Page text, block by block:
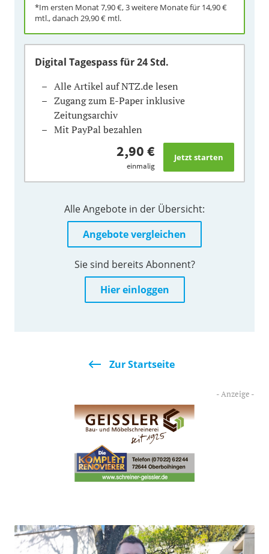
*Im ersten Monat7,90 €, 3 weitere Monate für 14,90 €
mtl., danach 29,90 € mtl.
Digital Tagespassfür 24 Std.
Alle Artikel auf NTZ.de lesen
Zugang zum E-Paper inklusive
Zeitungsarchiv
Mit PayPal bezahlen
2,90 €
einmalig
Alle Angebote in der Übersicht:
Angebote vergleichen
Sie sind bereits Abonnent?
Hier einloggen
Zur Startseite